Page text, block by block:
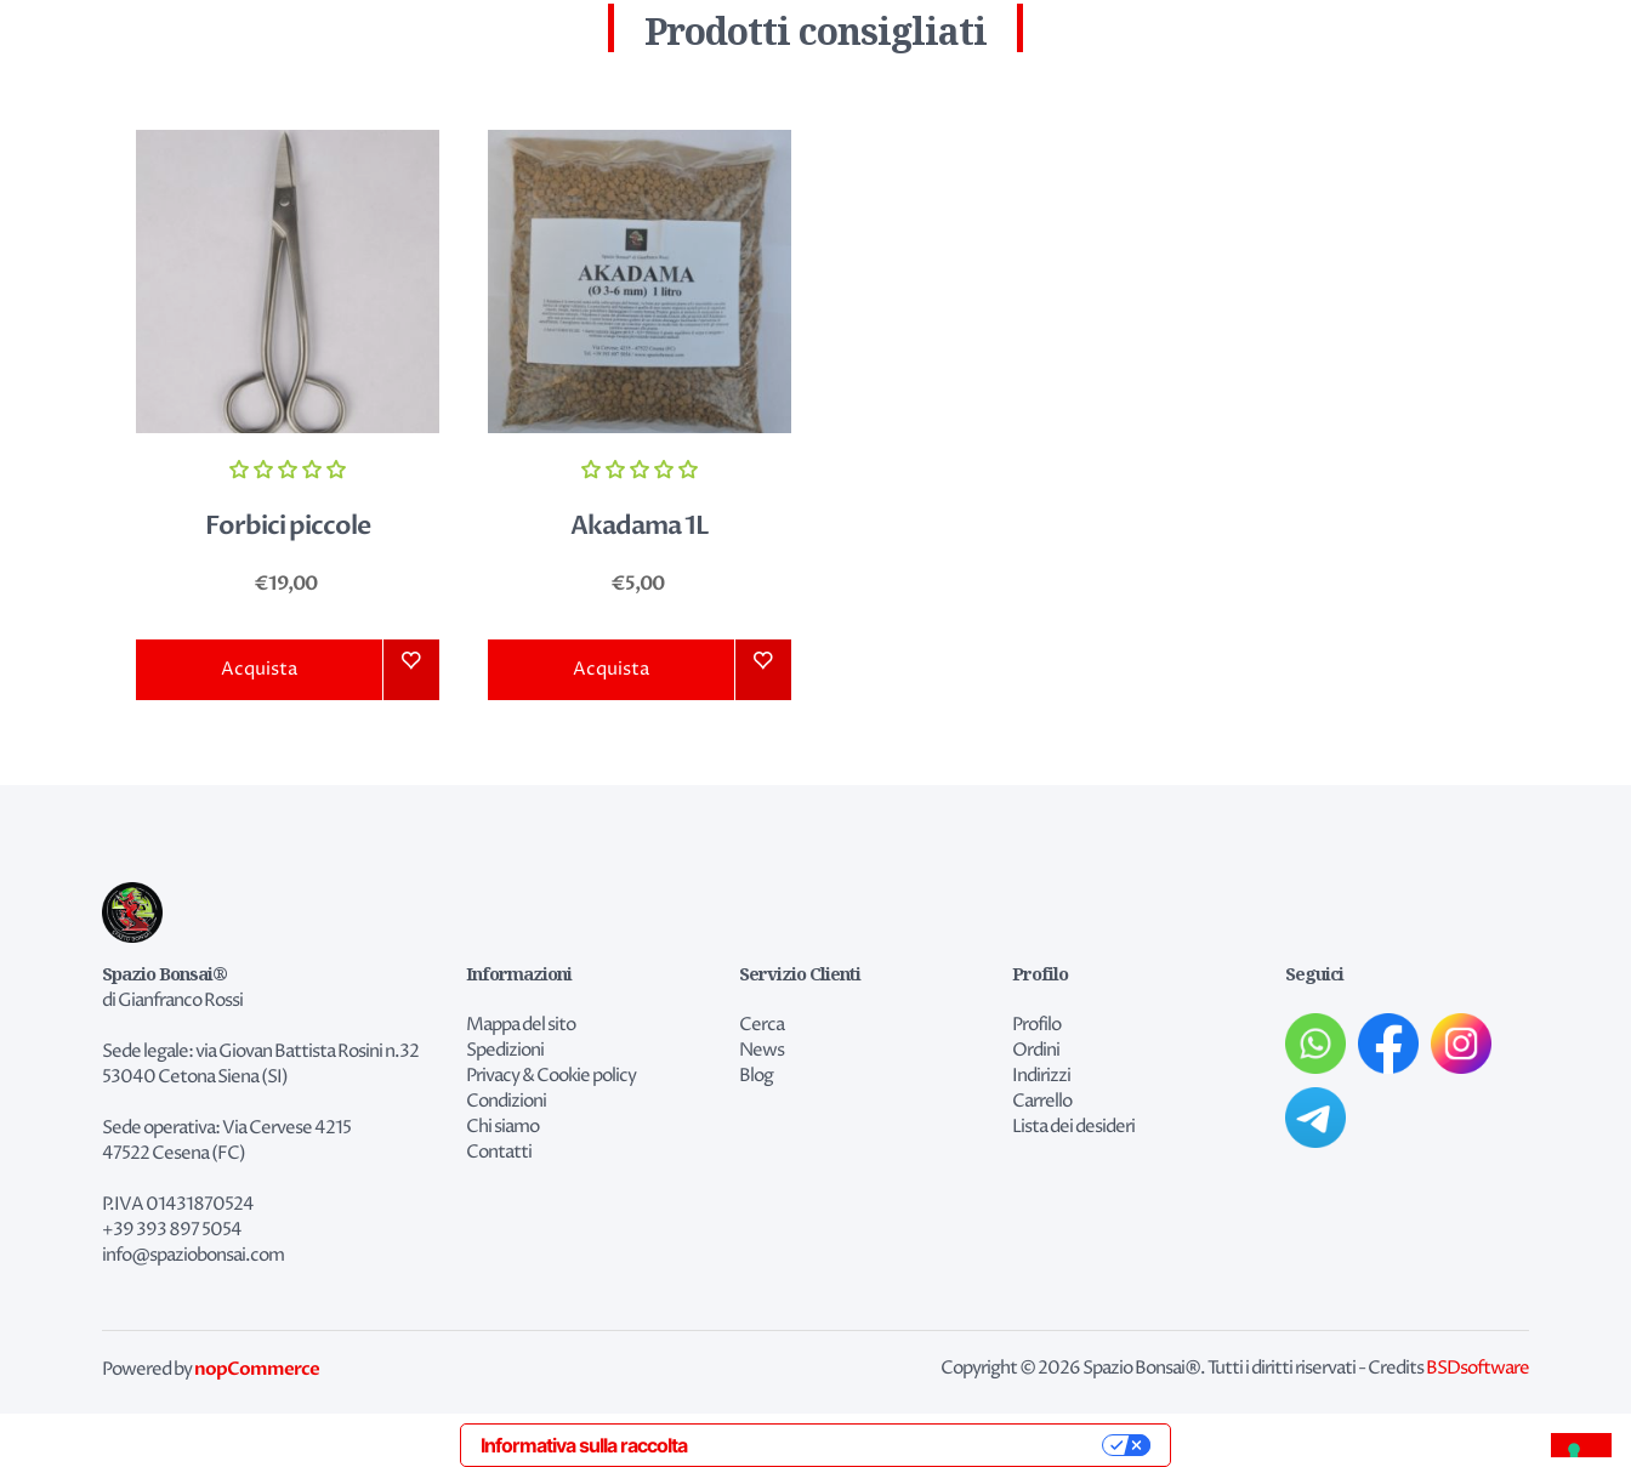
Prodotti consigliati
Forbici piccole
€19,00
Acquista
Akadama 1L
€5,00
Acquista
Spazio Bonsai®
di Gianfranco Rossi
Sede legale: via Giovan Battista Rosini n.32
53040 Cetona Siena (SI)
Sede operativa: Via Cervese 4215
47522 Cesena (FC)
P.IVA 01431870524
+39 393 897 5054
info@spaziobonsai.com
Informazioni
Mappa del sito
Spedizioni
Privacy & Cookie policy
Condizioni
Chi siamo
Contatti
Servizio Clienti
Cerca
News
Blog
Profilo
Profilo
Ordini
Indirizzi
Carrello
Lista dei desideri
Seguici
Copyright © 2026 Spazio Bonsai®. Tutti i diritti riservati - CreditsBSDsoftware
Powered bynopCommerce
Informativa sulla raccolta